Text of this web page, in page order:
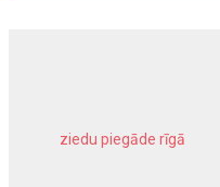
ziedu piegāde rīgā